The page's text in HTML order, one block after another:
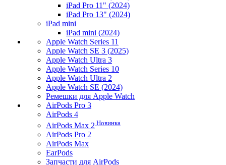
iPad Pro 11" (2024)
iPad Pro 13" (2024)
iPad mini
iPad mini (2024)
Apple Watch Series 11
Apple Watch SE 3 (2025)
Apple Watch Ultra 3
Apple Watch Series 10
Apple Watch Ultra 2
Apple Watch SE (2024)
Ремешки для Apple Watch
AirPods Pro 3
AirPods 4
AirPods Max 2 Новинка
AirPods Pro 2
AirPods Max
EarPods
Запчасти для AirPods